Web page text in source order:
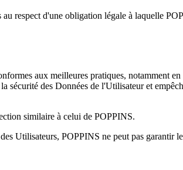
respect d'une obligation légale à laquelle
aux meilleures pratiques, notamment
des Données de l'Utilisateur et
similaire à celui de POPPINS.
Utilisateurs, POPPINS ne peut pas garantir